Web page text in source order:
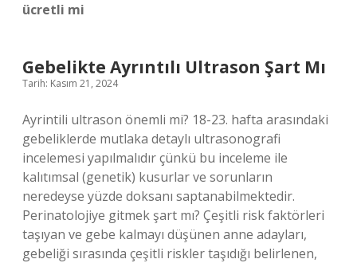
ücretli mi
Gebelikte Ayrıntılı Ultrason Şart Mı
Tarih: Kasım 21, 2024
Ayrintili ultrason önemli mi? 18-23. hafta arasındaki
gebeliklerde mutlaka detaylı ultrasonografi
incelemesi yapılmalıdır çünkü bu inceleme ile
kalıtımsal (genetik) kusurlar ve sorunların
neredeyse yüzde doksanı saptanabilmektedir.
Perinatolojiye gitmek şart mı? Çeşitli risk faktörleri
taşıyan ve gebe kalmayı düşünen anne adayları,
gebeliği sırasında çeşitli riskler taşıdığı belirlenen,